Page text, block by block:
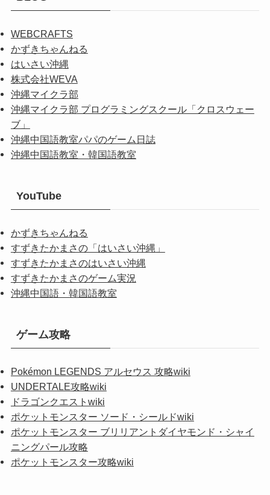
WEBCRAFTS
かずきちゃんねる
はいさい沖縄
株式会社WEVA
沖縄マイクラ部
沖縄マイクラ部 プログラミングスクール「クロスウェー
ブ」
沖縄中国語教室パパのゲーム日誌
沖縄中国語教室・韓国語教室
YouTube
かずきちゃんねる
すずきたかまさの「はいさい沖縄」
すずきたかまさのはいさい沖縄
すずきたかまさのゲーム実況
沖縄中国語・韓国語教室
ゲーム攻略
Pokémon LEGENDS アルセウス 攻略wiki
UNDERTALE攻略wiki
ドラゴンクエストwiki
ポケットモンスター ソード・シールドwiki
ポケットモンスター ブリリアントダイヤモンド・シャイ
ニングパール攻略
ポケットモンスター攻略wiki